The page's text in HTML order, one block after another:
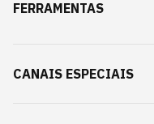
FERRAMENTAS
CANAIS ESPECIAIS